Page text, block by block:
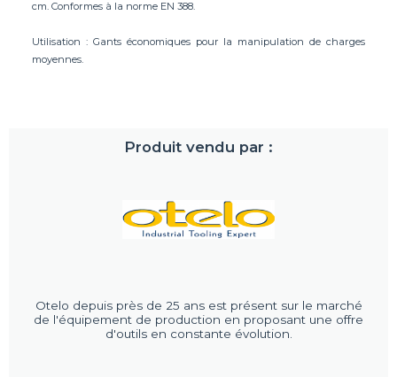
cm. Conformes à la norme EN 388.
Utilisation : Gants économiques pour la manipulation de charges
moyennes.
Produit vendu par :
Otelo depuis près de 25 ans est présent sur le marché
de l'équipement de production en proposant une offre
d'outils en constante évolution.